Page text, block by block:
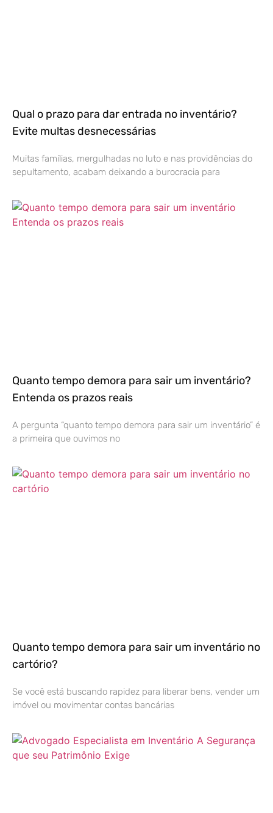
Qual o prazo para dar entrada no inventário?
Evite multas desnecessárias
Muitas famílias, mergulhadas no luto e nas providências do
sepultamento, acabam deixando a burocracia para
Quanto tempo demora para sair um inventário?
Entenda os prazos reais
A pergunta “quanto tempo demora para sair um inventário” é
a primeira que ouvimos no
Quanto tempo demora para sair um inventário no
cartório?
Se você está buscando rapidez para liberar bens, vender um
imóvel ou movimentar contas bancárias